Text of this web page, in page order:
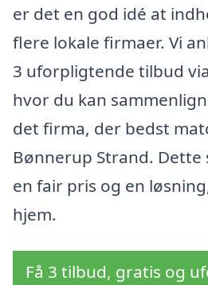
er det en god idé at
flere lokale firmaer. Vi
3 uforpligtende tilbud
hvor du kan
det firma, der bedst
Bønnerup Strand. Dette
en fair pris og en
hjem.
Få 3 tilbud, gratis og